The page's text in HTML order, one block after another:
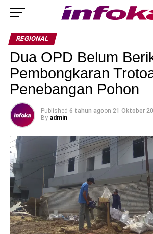
REGIONAL
Dua OPD Belum
Pembongkaran
Penebangan Pohon
Published 6 tahun agoon 21 Oktober
By admin